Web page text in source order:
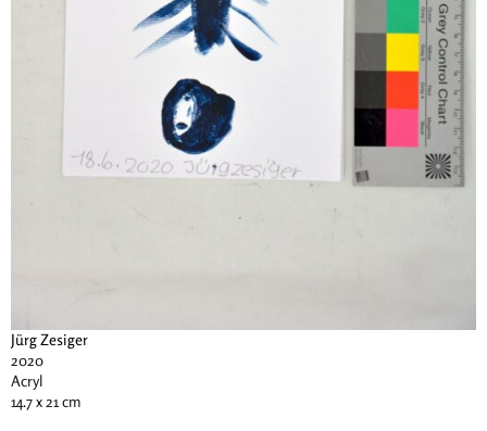
Jürg Zesiger
2020
Acryl
14.7 x 21 cm